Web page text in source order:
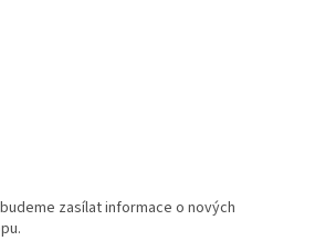
zasílat informace o nových